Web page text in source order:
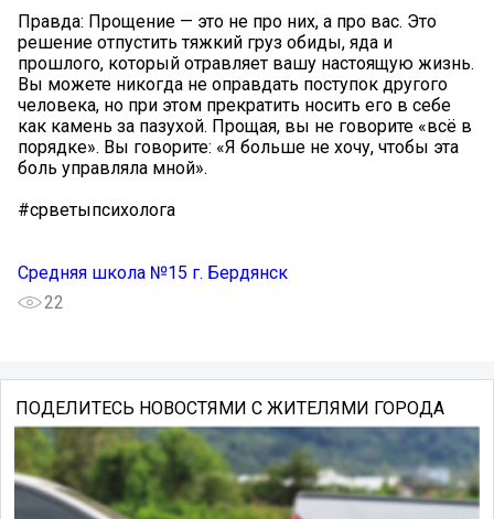
Правда: Прощение — это не про них, а про вас. Это
решение отпустить тяжкий груз обиды, яда и
прошлого, который отравляет вашу настоящую жизнь.
Вы можете никогда не оправдать поступок другого
человека, но при этом прекратить носить его в себе
как камень за пазухой. Прощая, вы не говорите «всё в
порядке». Вы говорите: «Я больше не хочу, чтобы эта
боль управляла мной».
#срветыпсихолога
Средняя школа №15 г. Бердянск
22
ПОДЕЛИТЕСЬ НОВОСТЯМИ С ЖИТЕЛЯМИ ГОРОДА